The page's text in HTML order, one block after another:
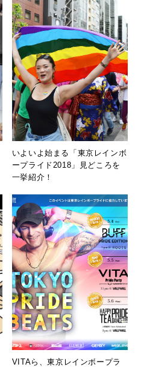
いよいよ始まる「東京レインボ
ープライド2018」見どころを
一挙紹介！
VITAら、東京レインボープラ